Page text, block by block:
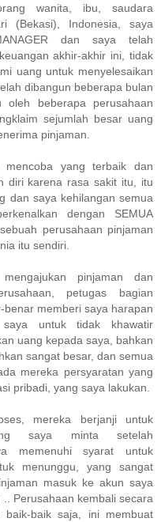
wanita, ibu, saudara
(Bekasi), Indonesia, saya
dan saya telah
akhir-akhir ini, tidak
uang untuk menyelesaikan
dibangun beberapa bulan
beberapa perusahaan
sejumlah besar uang
pinjaman.
yang terbaik dan
diri karena rasa sakit itu, itu
dan saya kehilangan semua
dengan SEMUA
perusahaan pinjaman
itu sendiri.
pinjaman dan
petugas bagian
memberi saya harapan
untuk tidak khawatir
uang kepada saya, bahkan
sangat besar, dan semua
mereka persyaratan yang
pribadi, yang saya lakukan.
mereka berjanji untuk
saya minta setelah
memenuhi syarat untuk
menunggu, yang sangat
masuk ke akun saya
Perusahaan kembali secara
baik saja, ini membuat